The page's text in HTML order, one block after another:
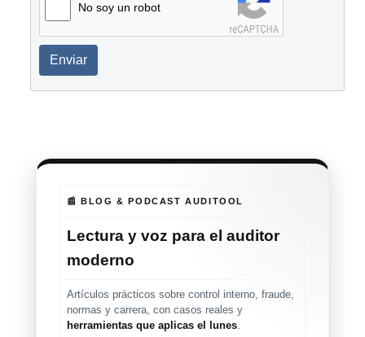
No soy un robot
Enviar
📰 BLOG & PODCAST AUDITOOL
Lectura y voz para el auditor
moderno
Artículos prácticos sobre control interno, fraude,
normas y carrera, con casos reales y
herramientas que aplicas el lunes.